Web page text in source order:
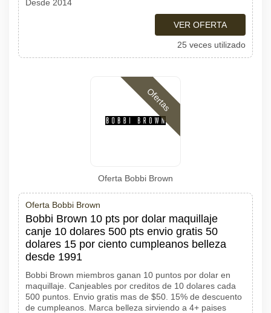
Desde 2014
VER OFERTA
25 veces utilizado
Ofertas
Oferta Bobbi Brown
Oferta Bobbi Brown
Bobbi Brown 10 pts por dolar maquillaje
canje 10 dolares 500 pts envio gratis 50
dolares 15 por ciento cumpleanos belleza
desde 1991
Bobbi Brown miembros ganan 10 puntos por dolar en
maquillaje. Canjeables por creditos de 10 dolares cada
500 puntos. Envio gratis mas de $50. 15% de descuento
de cumpleanos. Marca belleza sirviendo a 4+ paises